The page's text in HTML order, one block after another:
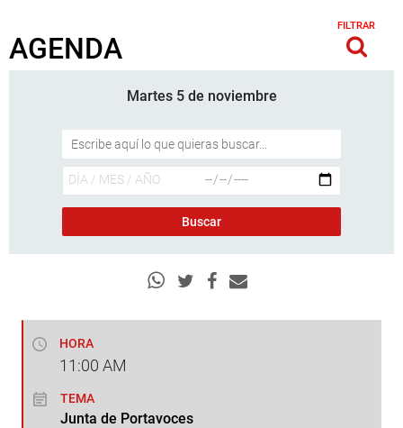
AGENDA
FILTRAR
Martes 5 de noviembre
HORA
11:00 AM
TEMA
Junta de Portavoces